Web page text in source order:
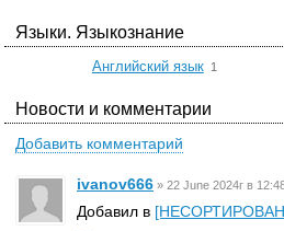
Языки. Языкознание
Английский язык 1
Новости и комментарии
Добавить комментарий
ivanov666 » 22 June 2024г в
Добавил в